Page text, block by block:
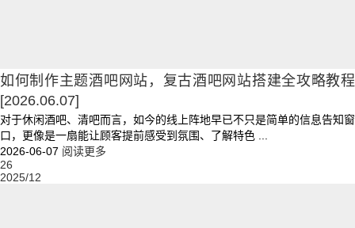
如何制作主题酒吧网站，复古酒吧网站搭建全攻略教程
[2026.06.07]
对于休闲酒吧、清吧而言，如今的线上阵地早已不只是简单的信息告知窗
口，更像是一扇能让顾客提前感受到氛围、了解特色 ...
2026-06-07 阅读更多
26
2025/12